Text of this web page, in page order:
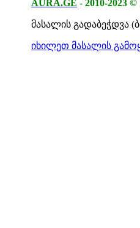
AURA.GE - 2010-2023 ©
მასალის გადაბეჭდვა
იხილეთ მასალის